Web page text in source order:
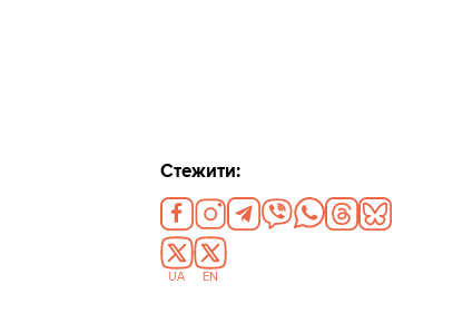
Стежити:
UA EN